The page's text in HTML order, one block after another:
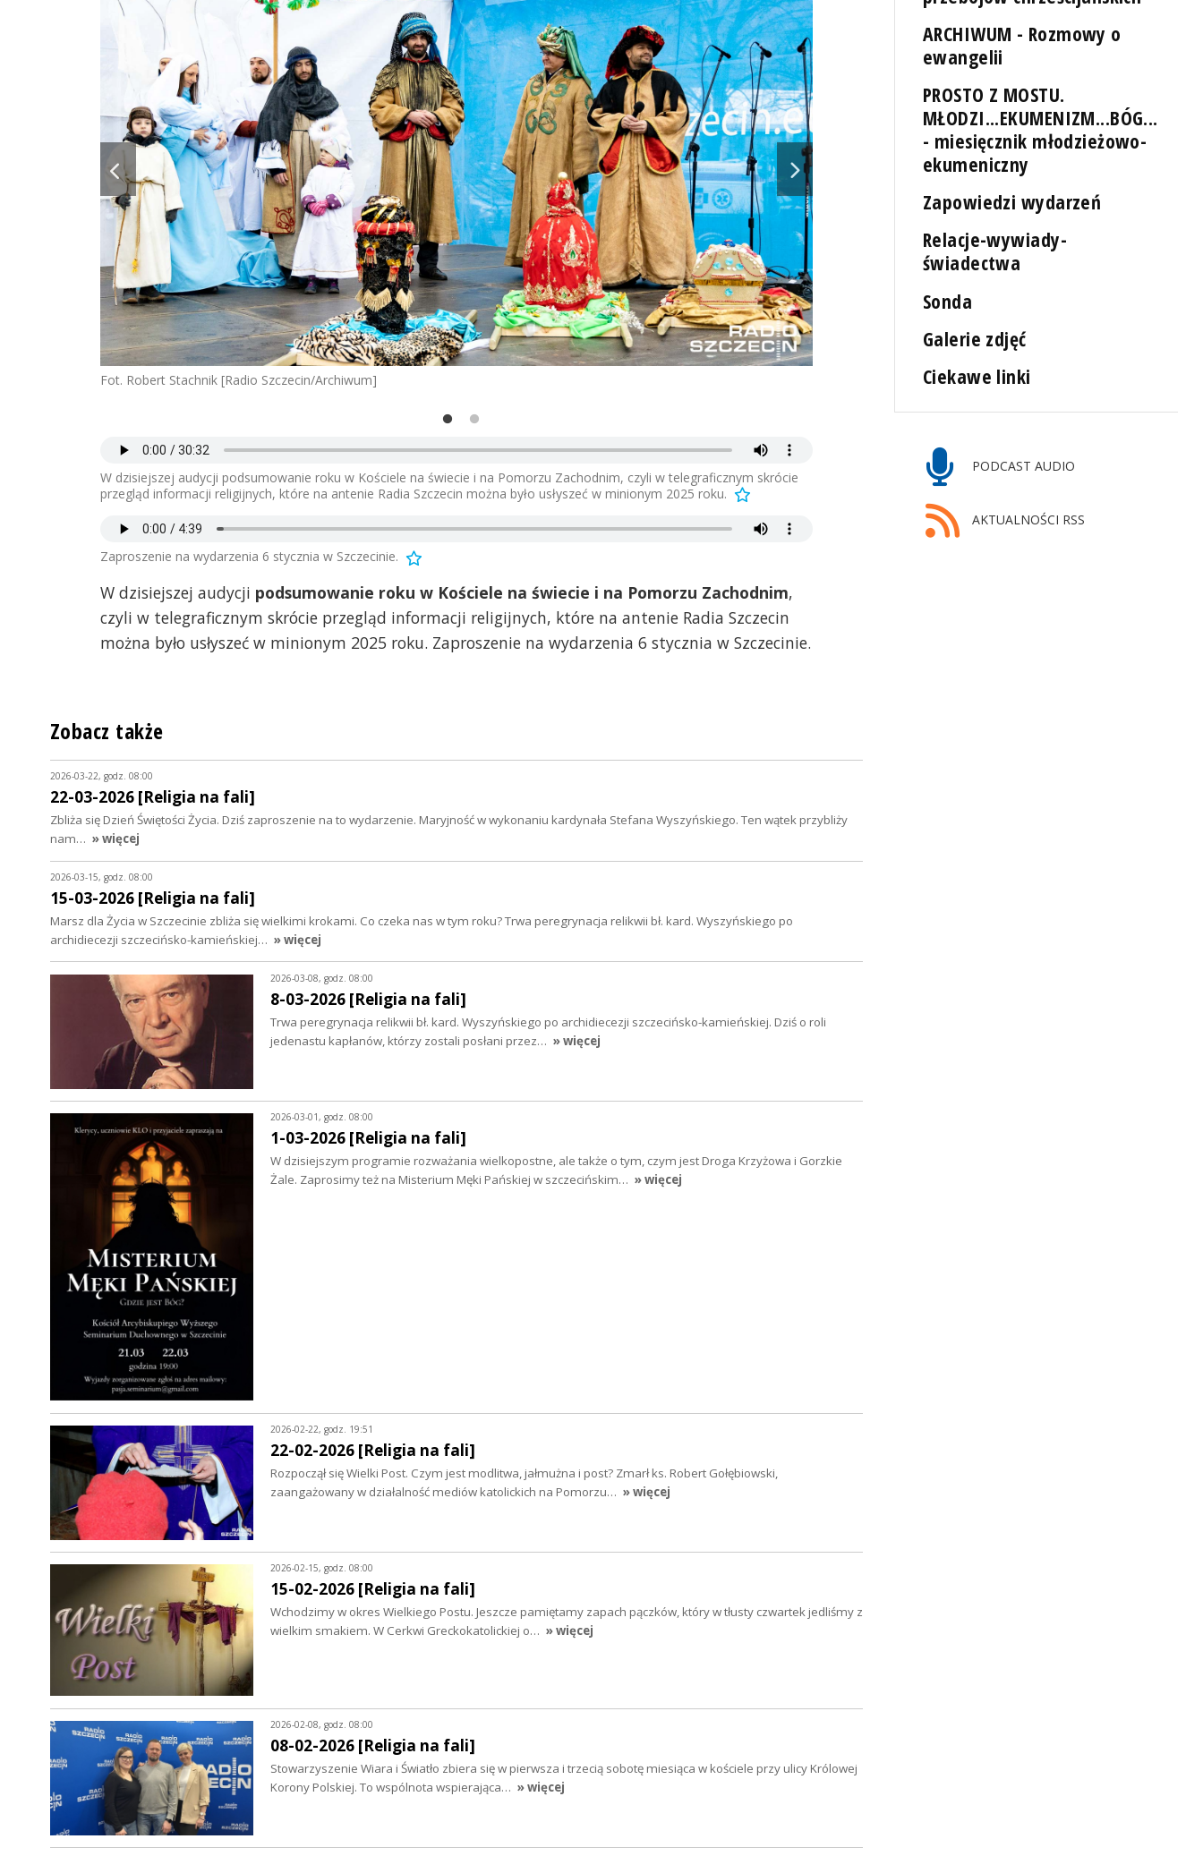
Fot. Robert Stachnik [Radio Szczecin/Archiwum] Fot. Robert Stachnik [Radio Szczecin/Archiwum]
W dzisiejszej audycji podsumowanie roku w Kościele na świecie i na Pomorzu Zachodnim, czyli w telegraficznym skrócie
przegląd informacji religijnych, które na antenie Radia Szczecin można było usłyszeć w minionym 2025 roku.
Zaproszenie na wydarzenia 6 stycznia w Szczecinie.
W dzisiejszej audycji podsumowanie roku w Kościele na świecie i na Pomorzu Zachodnim,
czyli w telegraficznym skrócie przegląd informacji religijnych, które na antenie Radia Szczecin
można było usłyszeć w minionym 2025 roku. Zaproszenie na wydarzenia 6 stycznia w Szczecinie.
ARCHIWUM - Rozmowy o
ewangelii
PROSTO Z MOSTU.
MŁODZI...EKUMENIZM...BÓG...
- miesięcznik młodzieżowo-
ekumeniczny
Zapowiedzi wydarzeń
Relacje-wywiady-
świadectwa
Sonda
Galerie zdjęć
Ciekawe linki
PODCAST AUDIO
AKTUALNOŚCI RSS
Zobacz także
2026-03-22, godz. 08:00
22-03-2026 [Religia na fali]
Zbliża się Dzień Świętości Życia. Dziś zaproszenie na to wydarzenie. Maryjność w wykonaniu kardynała Stefana Wyszyńskiego. Ten wątek przybliży
nam… » więcej
2026-03-15, godz. 08:00
15-03-2026 [Religia na fali]
Marsz dla Życia w Szczecinie zbliża się wielkimi krokami. Co czeka nas w tym roku? Trwa peregrynacja relikwii bł. kard. Wyszyńskiego po
archidiecezji szczecińsko-kamieńskiej… » więcej
2026-03-08, godz. 08:00
8-03-2026 [Religia na fali]
Trwa peregrynacja relikwii bł. kard. Wyszyńskiego po archidiecezji szczecińsko-kamieńskiej. Dziś o roli
jedenastu kapłanów, którzy zostali posłani przez… » więcej
2026-03-01, godz. 08:00
1-03-2026 [Religia na fali]
W dzisiejszym programie rozważania wielkopostne, ale także o tym, czym jest Droga Krzyżowa i Gorzkie
Żale. Zaprosimy też na Misterium Męki Pańskiej w szczecińskim… » więcej
2026-02-22, godz. 19:51
22-02-2026 [Religia na fali]
Rozpoczął się Wielki Post. Czym jest modlitwa, jałmużna i post? Zmarł ks. Robert Gołębiowski,
zaangażowany w działalność mediów katolickich na Pomorzu… » więcej
2026-02-15, godz. 08:00
15-02-2026 [Religia na fali]
Wchodzimy w okres Wielkiego Postu. Jeszcze pamiętamy zapach pączków, który w tłusty czwartek jedliśmy z
wielkim smakiem. W Cerkwi Greckokatolickiej o… » więcej
2026-02-08, godz. 08:00
08-02-2026 [Religia na fali]
Stowarzyszenie Wiara i Światło zbiera się w pierwsza i trzecią sobotę miesiąca w kościele przy ulicy Królowej
Korony Polskiej. To wspólnota wspierająca… » więcej